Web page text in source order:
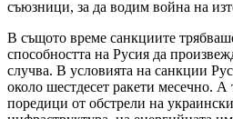
съюзници, за да водим война на
В същото време санкциите
способността на Русия да
случва. В условията на санкции
около шестдесет ракети месечно. А
поредици от обстрели на